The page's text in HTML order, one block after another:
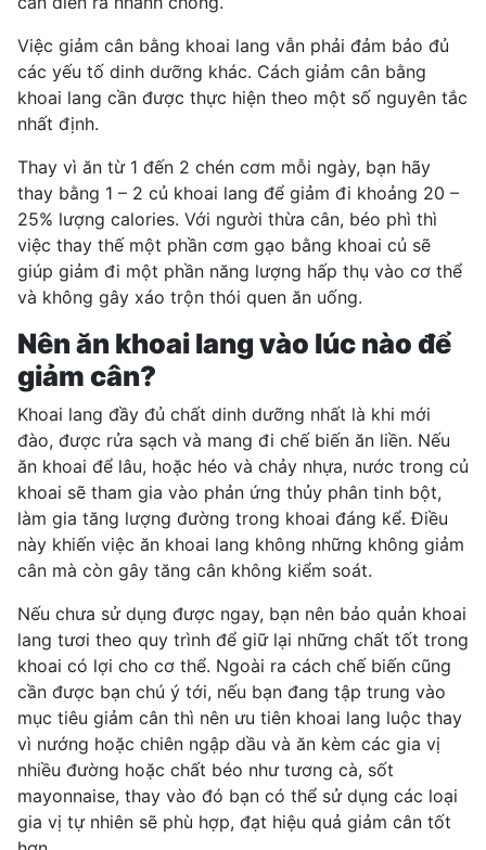
Việc giảm cân bằng khoai lang vẫn phải đảm bảo đủ
các yếu tố dinh dưỡng khác. Cách giảm cân bằng
khoai lang cần được thực hiện theo một số nguyên tắc
nhất định.
Thay vì ăn từ 1 đến 2 chén cơm mỗi ngày, bạn hãy
thay bằng 1 – 2 củ khoai lang để giảm đi khoảng 20 –
25% lượng calories. Với người thừa cân, béo phì thì
việc thay thế một phần cơm gạo bằng khoai củ sẽ
giúp giảm đi một phần năng lượng hấp thụ vào cơ thể
và không gây xáo trộn thói quen ăn uống.
Nên ăn khoai lang vào lúc nào để
giảm cân?
Khoai lang đầy đủ chất dinh dưỡng nhất là khi mới
đào, được rửa sạch và mang đi chế biến ăn liền. Nếu
ăn khoai để lâu, hoặc héo và chảy nhựa, nước trong củ
khoai sẽ tham gia vào phản ứng thủy phân tinh bột,
làm gia tăng lượng đường trong khoai đáng kể. Điều
này khiến việc ăn khoai lang không những không giảm
cân mà còn gây tăng cân không kiểm soát.
Nếu chưa sử dụng được ngay, bạn nên bảo quản khoai
lang tươi theo quy trình để giữ lại những chất tốt trong
khoai có lợi cho cơ thể. Ngoài ra cách chế biến cũng
cần được bạn chú ý tới, nếu bạn đang tập trung vào
mục tiêu giảm cân thì nên ưu tiên khoai lang luộc thay
vì nướng hoặc chiên ngập dầu và ăn kèm các gia vị
nhiều đường hoặc chất béo như tương cà, sốt
mayonnaise, thay vào đó bạn có thể sử dụng các loại
gia vị tự nhiên sẽ phù hợp, đạt hiệu quả giảm cân tốt